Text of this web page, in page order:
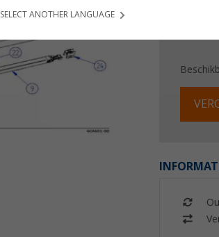
SELECT ANOTHER LANGUAGE